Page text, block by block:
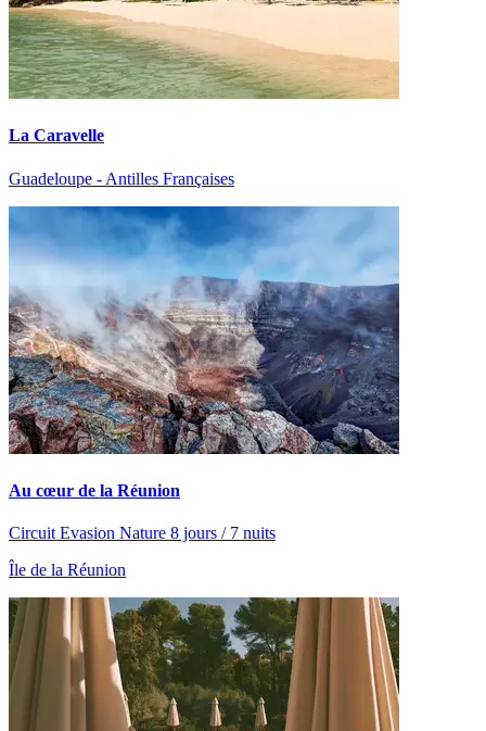
La Caravelle
Guadeloupe - Antilles Françaises
Au cœur de la Réunion
Circuit Evasion Nature 8 jours / 7 nuits
Île de la Réunion